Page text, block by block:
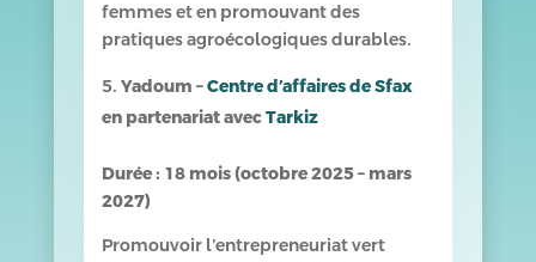
femmes et en promouvant des
pratiques agroécologiques durables.
Yadoum –Centre d’affaires de Sfax
en partenariat avecTarkiz
Durée : 18 mois (octobre 2025 – mars
2027)
Promouvoir l’entrepreneuriat vert